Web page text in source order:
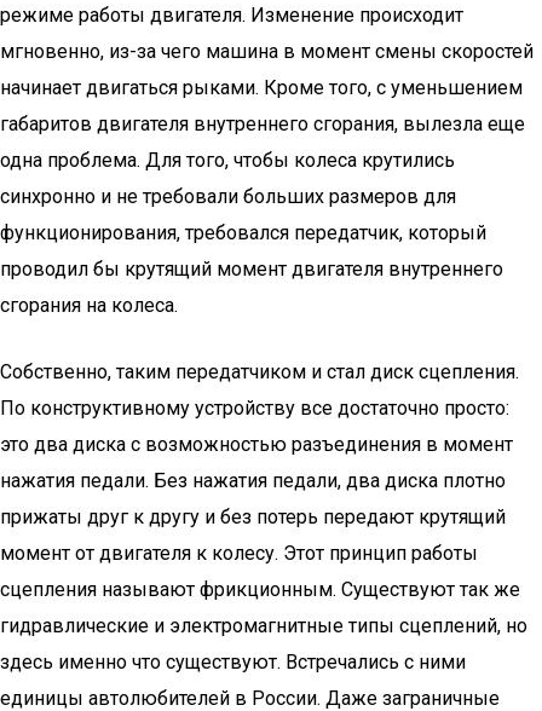
режиме работы двигателя. Изменение происходит
мгновенно, из-за чего машина в момент смены скоростей
начинает двигаться рыками. Кроме того, с уменьшением
габаритов двигателя внутреннего сгорания, вылезла еще
одна проблема. Для того, чтобы колеса крутились
синхронно и не требовали больших размеров для
функционирования, требовался передатчик, который
проводил бы крутящий момент двигателя внутреннего
сгорания на колеса.
Собственно, таким передатчиком и стал диск сцепления.
По конструктивному устройству все достаточно просто:
это два диска с возможностью разъединения в момент
нажатия педали. Без нажатия педали, два диска плотно
прижаты друг к другу и без потерь передают крутящий
момент от двигателя к колесу. Этот принцип работы
сцепления называют фрикционным. Существуют так же
гидравлические и электромагнитные типы сцеплений, но
здесь именно что существуют. Встречались с ними
единицы автолюбителей в России. Даже заграничные